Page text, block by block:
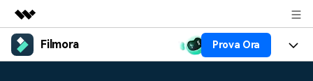
Prodotti in evidenza
Filmora Prova Ora